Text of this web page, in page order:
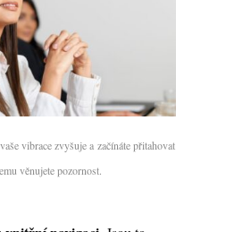
vibrace zvyšuje a začínáte přitahovat
věnujete pozornost.